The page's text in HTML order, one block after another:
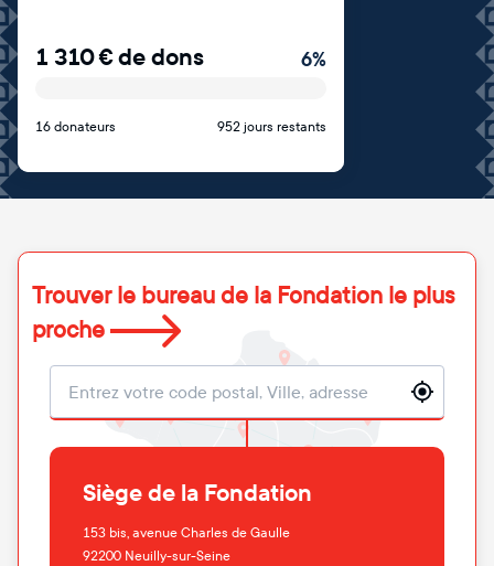
1 310€de dons 6%
16 donateurs 952 jours restants
Trouver le bureau de la Fondation le plus
proche
Localisation
Siège de la Fondation
153 bis, avenue Charles de Gaulle
92200 Neuilly-sur-Seine